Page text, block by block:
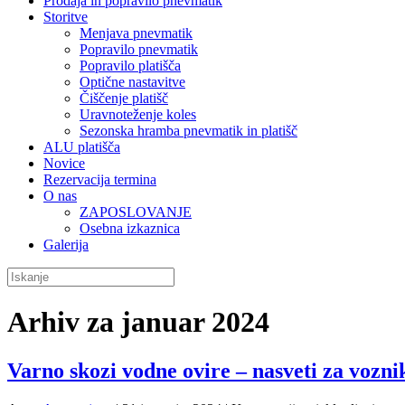
Storitve
Menjava pnevmatik
Popravilo pnevmatik
Popravilo platišča
Optične nastavitve
Čiščenje platišč
Uravnoteženje koles
Sezonska hramba pnevmatik in platišč
ALU platišča
Novice
Rezervacija termina
O nas
ZAPOSLOVANJE
Osebna izkaznica
Galerija
Arhiv za januar 2024
Varno skozi vodne ovire – nasveti za